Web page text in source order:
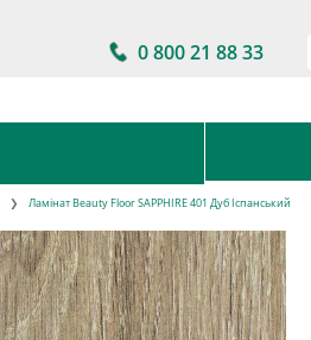
0 800 21 88 33
Ламінат Beauty Floor SAPPHIRE 401 Дуб Іспанський